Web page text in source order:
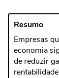
Resumo
Empresas
economia
de reduzir